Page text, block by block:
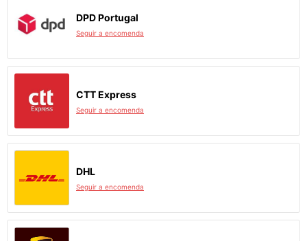
DPD Portugal
Seguir a encomenda
CTT Express
Seguir a encomenda
DHL
Seguir a encomenda